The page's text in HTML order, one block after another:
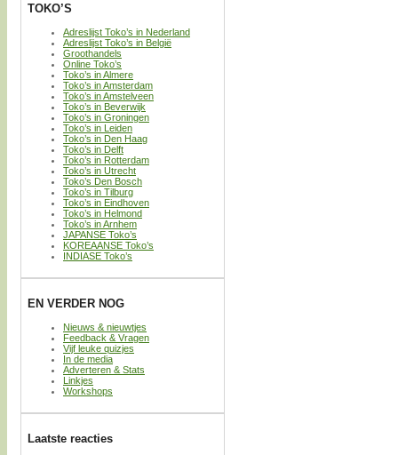
TOKO’S
Adreslijst Toko’s in Nederland
Adreslijst Toko’s in België
Groothandels
Online Toko’s
Toko’s in Almere
Toko’s in Amsterdam
Toko’s in Amstelveen
Toko’s in Beverwijk
Toko’s in Groningen
Toko’s in Leiden
Toko’s in Den Haag
Toko’s in Delft
Toko’s in Rotterdam
Toko’s in Utrecht
Toko’s Den Bosch
Toko’s in Tilburg
Toko’s in Eindhoven
Toko’s in Helmond
Toko’s in Arnhem
JAPANSE Toko’s
KOREAANSE Toko’s
INDIASE Toko’s
EN VERDER NOG
Nieuws & nieuwtjes
Feedback & Vragen
Vijf leuke quizjes
In de media
Adverteren & Stats
Linkjes
Workshops
Laatste reacties